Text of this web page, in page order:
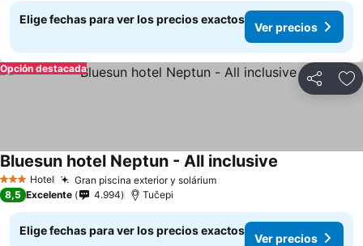
Elige fechas para ver los precios exactos
Ver precios
Compartir
Opción destacada
3 Estrellas
Hotel Gran piscina exterior y solárium
Bluesun hotel Neptun - All inclusive
8,5 Excelente 4.994 Tučepi
Elige fechas para ver los precios exactos
Ver precios